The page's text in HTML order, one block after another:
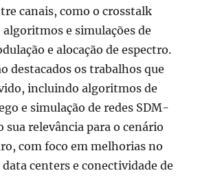
canais, como o crosstalk
algoritmos e simulações de
e alocação de espectro.
destacados os trabalhos que
incluindo algoritmos de
e simulação de redes SDM-
sua relevância para o cenário
com foco em melhorias no
centers e conectividade de